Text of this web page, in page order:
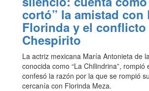
cortó” la amistad con
Florinda y el conflicto
Chespirito
La actriz mexicana María Antonieta de
conocida como “La Chilindrina”, rompió
confesó la razón por la que se rompió
cercanía con Florinda Meza.